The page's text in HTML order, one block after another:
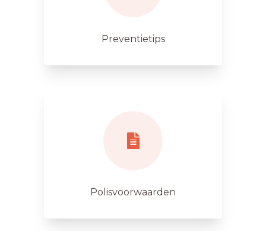
Preventietips
Polisvoorwaarden